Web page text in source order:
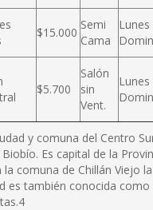
$15.000
Semi
Cama
Lunes
$5.700
Salón
sin
Vent.
Lunes
y comuna del Centro
Es capital de la
comuna de Chillán Viejo
es también conocida como